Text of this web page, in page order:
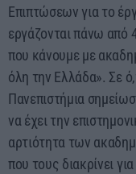
Επιπτώσεων για το
εργάζονται πάνω από
που κάνουμε με
όλη την Ελλάδα». Σε
Πανεπιστήμια
να έχει την
αρτιότητα των
που τους διακρίνει